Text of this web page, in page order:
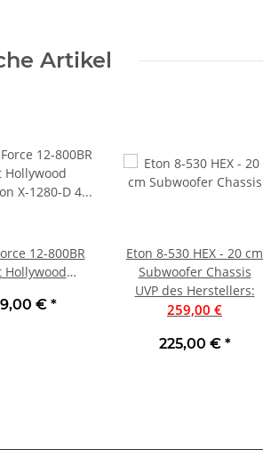
Artikel
12-800BR
Hollywood
Subwoofer
€ *
Eton 8-530 HEX - 20 cm
Subwoofer Chassis
UVP des Herstellers:
259,00 €
225,00 € *